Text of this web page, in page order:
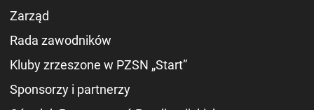
Zarząd
Rada zawodników
Kluby zrzeszone w PZSN „Start”
Sponsorzy i partnerzy